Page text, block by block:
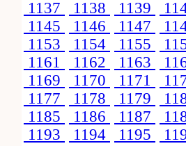
1137
1138 1139
1145
1146 1147
1153
1154 1155
1161
1162 1163
1169
1170 1171
1177
1178 1179
1185
1186 1187
1193
1194 1195